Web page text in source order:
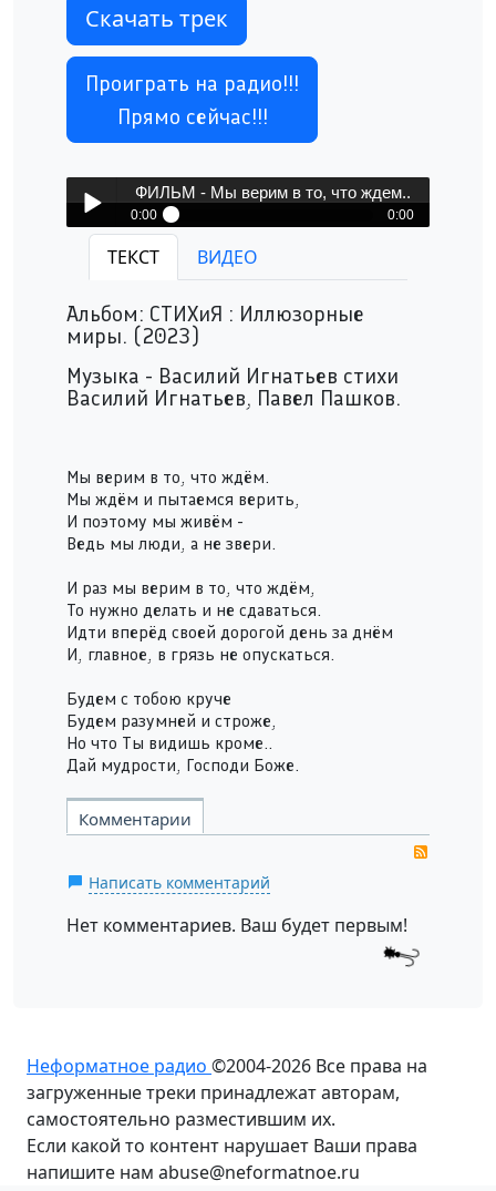
Скачать трек
Проиграть на радио!!!
Прямо сейчас!!!
ФИЛЬМ - Мы верим в то, что ждем..
0:00 0:00
ФИЛЬМ - Мы верим в то, что ждем..
ТЕКСТ ВИДЕО
Альбом: СТИХиЯ : Иллюзорные
миры. (2023)
Музыка - Василий Игнатьев стихи
Василий Игнатьев, Павел Пашков.
Мы верим в то, что ждём.
Мы ждём и пытаемся верить,
И поэтому мы живём -
Ведь мы люди, а не звери.
И раз мы верим в то, что ждём,
То нужно делать и не сдаваться.
Идти вперёд своей дорогой день за днём
И, главное, в грязь не опускаться.
Будем с тобою круче
Будем разумней и строже,
Но что Ты видишь кроме..
Дай мудрости, Господи Боже.
Комментарии
Написать комментарий
Нет комментариев. Ваш будет первым!
Неформатное радио ©2004-2026 Все права на
загруженные треки принадлежат авторам,
самостоятельно разместившим их.
Если какой то контент нарушает Ваши права
напишите нам abuse@neformatnoe.ru